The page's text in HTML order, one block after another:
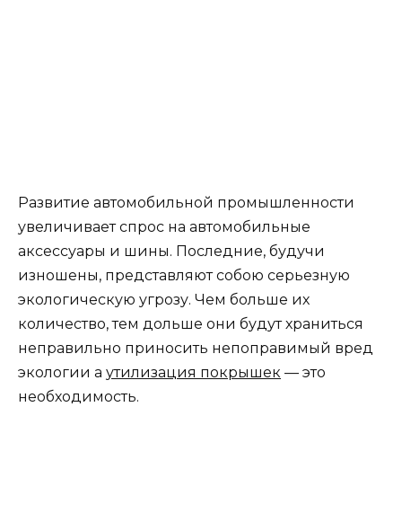
Развитие автомобильной промышленности
увеличивает спрос на автомобильные
аксессуары и шины. Последние, будучи
изношены, представляют собою серьезную
экологическую угрозу. Чем больше их
количество, тем дольше они будут храниться
неправильно приносить непоправимый вред
экологии а утилизация покрышек — это
необходимость.